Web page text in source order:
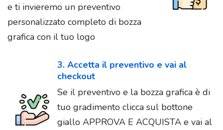
e ti invieremo un preventivo
personalizzato completo di bozza
grafica con il tuo logo
3. Accetta il preventivo e vai al
checkout
Se il preventivo e la bozza grafica è di
tuo gradimento clicca sul bottone
giallo APPROVA E ACQUISTA e vai al